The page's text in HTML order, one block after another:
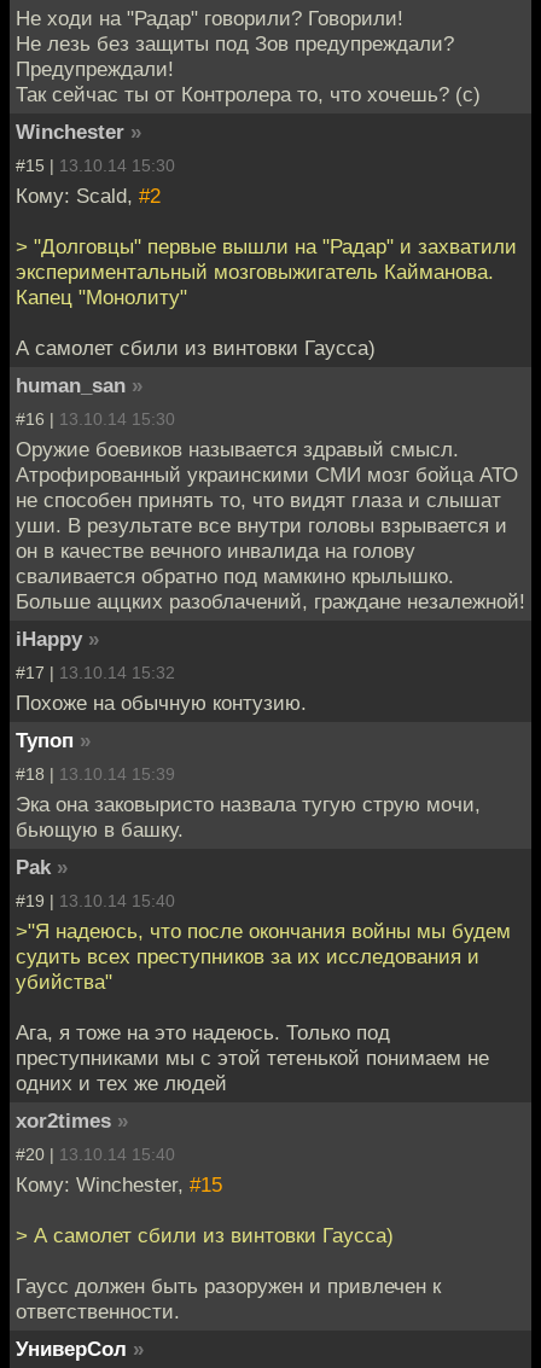
Не ходи на "Радар" говорили? Говорили!
Не лезь без защиты под Зов предупреждали?
Предупреждали!
Так сейчас ты от Контролера то, что хочешь? (с)
Winchester »
#15 | 13.10.14 15:30
Кому: Scald, #2
> "Долговцы" первые вышли на "Радар" и захватили
экспериментальный мозговыжигатель Кайманова.
Капец "Монолиту"
А самолет сбили из винтовки Гаусса)
human_san »
#16 | 13.10.14 15:30
Оружие боевиков называется здравый смысл.
Атрофированный украинскими СМИ мозг бойца АТО
не способен принять то, что видят глаза и слышат
уши. В результате все внутри головы взрывается и
он в качестве вечного инвалида на голову
сваливается обратно под мамкино крылышко.
Больше аццких разоблачений, граждане незалежной!
iHappy »
#17 | 13.10.14 15:32
Похоже на обычную контузию.
Тупоп »
#18 | 13.10.14 15:39
Эка она заковыристо назвала тугую струю мочи,
бьющую в башку.
Pak »
#19 | 13.10.14 15:40
>"Я надеюсь, что после окончания войны мы будем
судить всех преступников за их исследования и
убийства"
Ага, я тоже на это надеюсь. Только под
преступниками мы с этой тетенькой понимаем не
одних и тех же людей
xor2times »
#20 | 13.10.14 15:40
Кому: Winchester, #15
> А самолет сбили из винтовки Гаусса)
Гаусс должен быть разоружен и привлечен к
ответственности.
УниверСол »